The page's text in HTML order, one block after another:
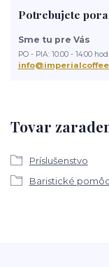
Tovar
Príslušenstvo
Baristické
Potrebujete
Sme tu pre Vás
PO - PIA: 10:00 - 14:00 hod.